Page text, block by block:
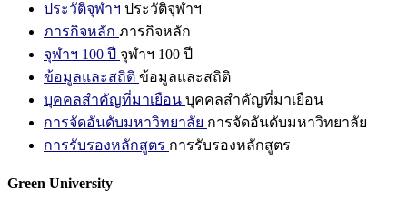
ประวัติจุฬาฯ ประวัติจุฬาฯ
ภารกิจหลัก ภารกิจหลัก
จุฬาฯ 100 ปี จุฬาฯ 100 ปี
ข้อมูลและสถิติ ข้อมูลและสถิติ
บุคคลสำคัญที่มาเยือน บุคคลสำคัญที่มาเยือน
การจัดอันดับมหาวิทยาลัย การจัดอันดับมหาวิทยาลัย
การรับรองหลักสูตร การรับรองหลักสูตร
Green University